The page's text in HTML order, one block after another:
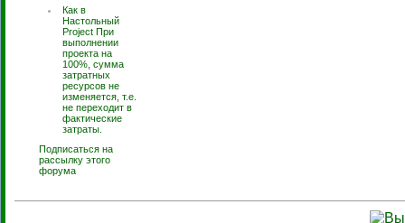
Как в
Настольный
Project При
выполнении
проекта на
100%, сумма
затратных
ресурсов не
изменяется, т.е.
не переходит в
фактические
затраты.
Подписаться на
рассылку этого
форума